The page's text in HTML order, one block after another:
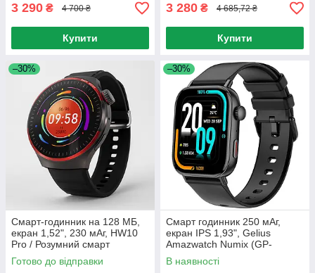
3 290 ₴ 4 700 ₴
Купити
3 280 ₴ 4 685,72 ₴
Купити
–30%
Смарт-годинник на 128 МБ,
екран 1,52", 230 мАг, HW10
Pro / Розумний смарт
годинник / Наручний
годинник
Готово до відправки
–30%
Смарт годинник 250 мАг,
екран IPS 1,93", Gelius
Amazwatch Numix (GP-
SW009) Black / Розумний
годинник / Наручний
В наявності